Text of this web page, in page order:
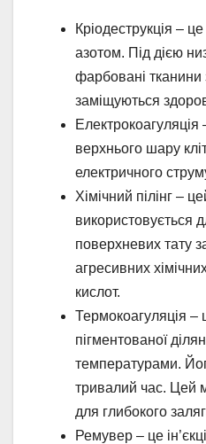
Кріодеструкція –
азотом. Під дією
фарбовані тканини
заміщуються
верхнього шару
електричного
Хімічний пілінг –
використовується
поверхневих тату
агресивних
кислот.
Термокоагуляція
пігментованої
температурами.
тривалий час. Цей
для глибокого
Ремувер – це